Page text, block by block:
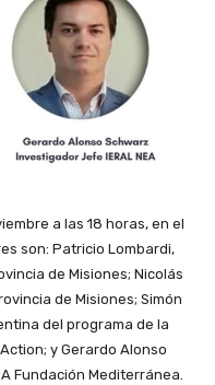
a las 18 horas, en el
son: Patricio Lombardi,
de Misiones; Nicolás
de Misiones; Simón
del programa de la
y Gerardo Alonso
Fundación Mediterránea.